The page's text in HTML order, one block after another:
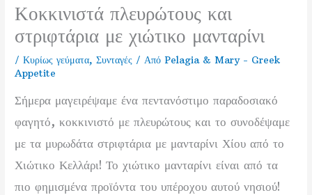
Κοκκινιστά πλευρώτους και
στριφτάρια με χιώτικο μανταρίνι
/Κυρίως γεύματα,Συνταγές / ΑπόPelagia & Mary - Greek
Appetite
Σήμερα μαγειρέψαμε ένα πεντανόστιμο παραδοσιακό
φαγητό, κοκκινιστό με πλευρώτους και το συνοδέψαμε
με τα μυρωδάτα στριφτάρια με μανταρίνι Χίου από το
Χιώτικο Κελλάρι! Το χιώτικο μανταρίνι είναι από τα
πιο φημισμένα προϊόντα του υπέροχου αυτού νησιού!